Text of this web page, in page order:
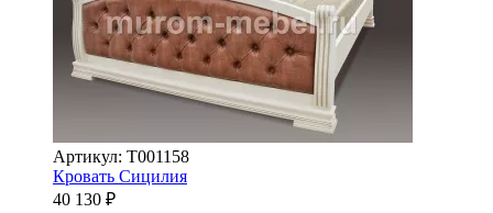
Артикул: Т001158
Кровать Сицилия
40 130 ₽